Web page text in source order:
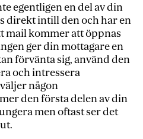
egentligen en del av din
direkt intill den och har en
mail kommer att öppnas
ger din mottagare en
förvänta sig, använd den
och intressera
någon
den första delen av din
men oftast ser det